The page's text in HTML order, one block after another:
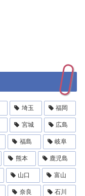
埼玉 福岡
宮城 広島
福島 岐阜
熊本 鹿児島
山口 富山
奈良 石川